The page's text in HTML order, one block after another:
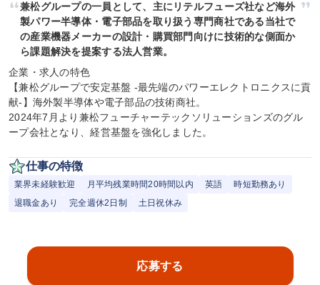
兼松グループの一員として、主にリテルフューズ社など海外
製パワー半導体・電子部品を取り扱う専門商社である当社で
の産業機器メーカーの設計・購買部門向けに技術的な側面か
ら課題解決を提案する法人営業。
企業・求人の特色
【兼松グループで安定基盤 -最先端のパワーエレクトロニクスに貢
献-】海外製半導体や電子部品の技術商社。
2024年7月より兼松フューチャーテックソリューションズのグル
ープ会社となり、経営基盤を強化しました。
仕事の特徴
業界未経験歓迎 月平均残業時間20時間以内 英語
時短勤務あり
退職金あり
完全週休2日制 土日祝休み
応募する